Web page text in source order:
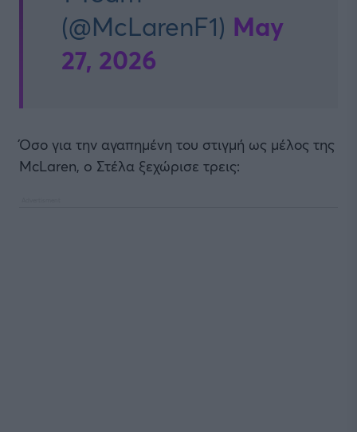
(@McLarenF1) May
27, 2026
Όσο για την αγαπημένη του στιγμή ως μέλος της
McLaren, o Στέλα ξεχώρισε τρεις: